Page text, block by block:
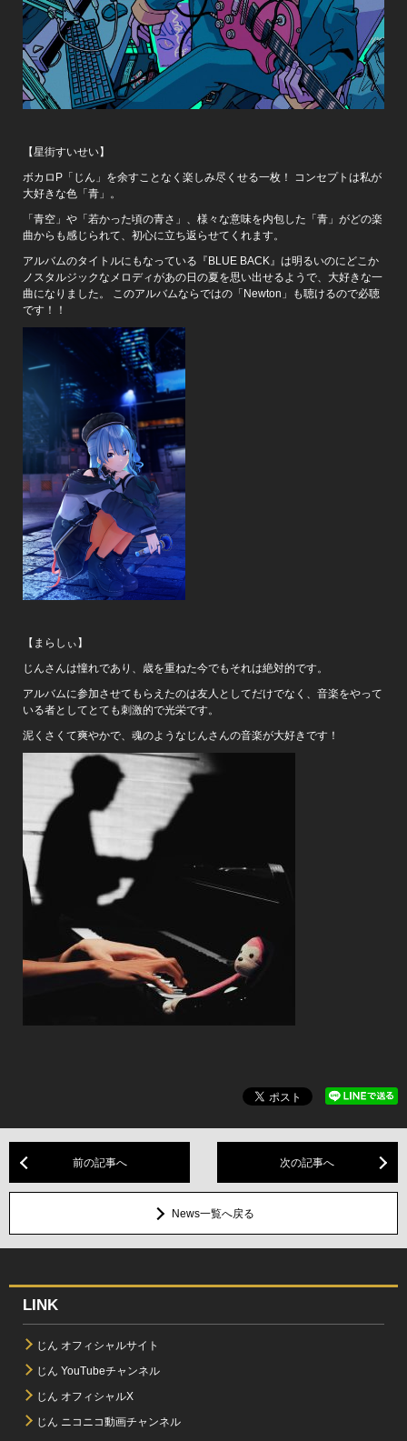
【星街すいせい】
ボカロP「じん」を余すことなく楽しみ尽くせる一枚！ コンセプトは私が
大好きな色「青」。
「青空」や「若かった頃の青さ」、様々な意味を内包した「青」がどの楽
曲からも感じられて、初心に立ち返らせてくれます。
アルバムのタイトルにもなっている『BLUE BACK』は明るいのにどこか
ノスタルジックなメロディがあの日の夏を思い出せるようで、大好きな一
曲になりました。 このアルバムならではの「Newton」も聴けるので必聴
です！！
【まらしぃ】
じんさんは憧れであり、歳を重ねた今でもそれは絶対的です。
アルバムに参加させてもらえたのは友人としてだけでなく、音楽をやって
いる者としてとても刺激的で光栄です。
泥くさくて爽やかで、魂のようなじんさんの音楽が大好きです！
前の記事へ 次の記事へ
News一覧へ戻る
LINK
じん オフィシャルサイト
じん YouTubeチャンネル
じん オフィシャルX
じん ニコニコ動画チャンネル